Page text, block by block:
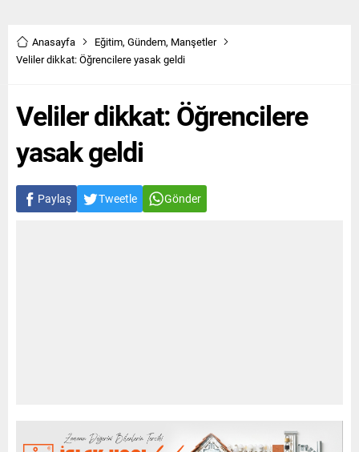
Anasayfa Eğitim, Gündem, Manşetler
Veliler dikkat: Öğrencilere yasak geldi
Veliler dikkat: Öğrencilere
yasak geldi
Paylaş Tweetle Gönder